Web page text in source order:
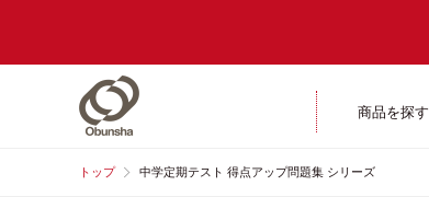
商品を探す
トップ 中学定期テスト 得点アップ問題集 シリーズ